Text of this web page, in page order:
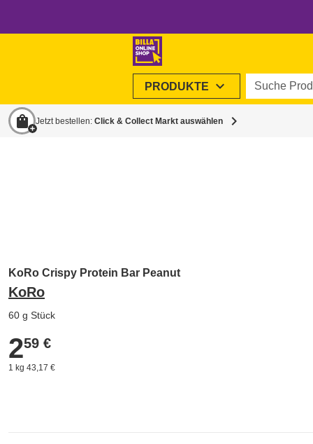
PRODUKTE expand_more Suche
shopping_bag Jetzt bestellen: Click & Collect Markt auswählen chevron_right
KoRo Crispy Protein Bar Peanut
KoRo
60 g Stück
2,59 €
259 €
1 kg 43,17 €